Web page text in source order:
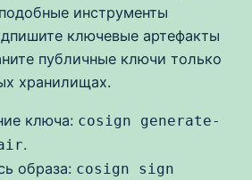
инструменты
ключевые артефакты
публичные ключи только
хранилищах.
ключа: cosign generate-
.
образа: cosign sign